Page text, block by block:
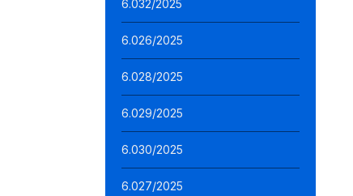
6.032/2025
6.026/2025
6.028/2025
6.029/2025
6.030/2025
6.027/2025